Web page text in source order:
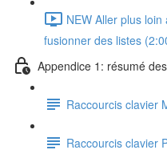
NEW Aller plus
fusionner des listes
Appendice 1: résumé
Raccourcis clavier
Raccourcis clavier